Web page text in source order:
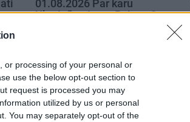
or processing of your personal or
use the below opt-out section to
request is processed you may
utilized by us or personal
You may separately opt-out of the
01.08.2026 Par karu
Ukrainā ar Igoru Rajevu 2.